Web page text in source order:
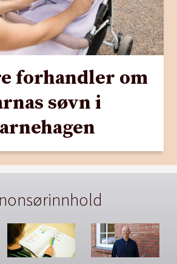
forhandler om
søvn i